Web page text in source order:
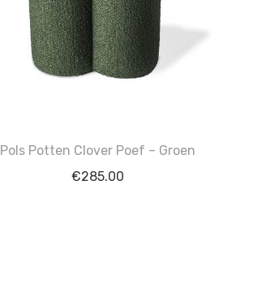
Pols Potten Clover Poef – Groen
€285.00